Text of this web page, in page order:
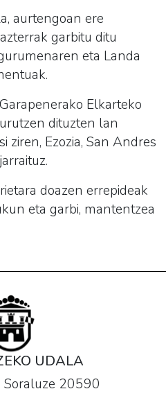
aurtengoan ere
garbitu ditu
eta Landa
Elkarteko
dituzten lan
ziren, Ezozia, San Andres
doazen errepideak
eta garbi, mantentzea
UDALA
Soraluze 20590